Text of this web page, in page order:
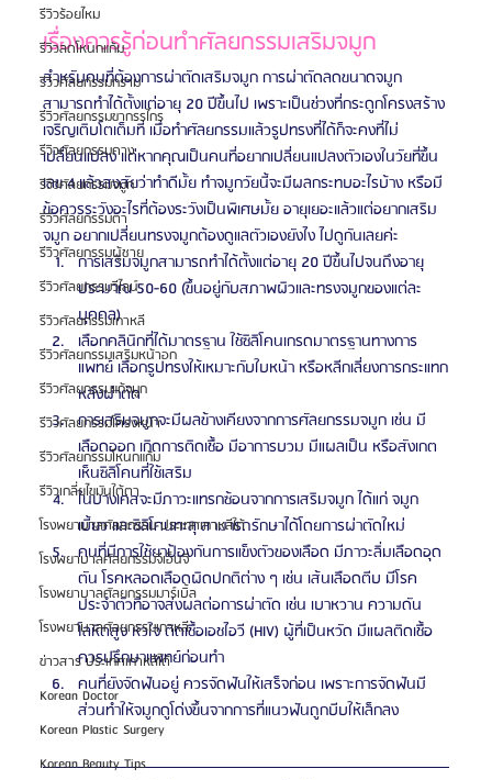
รีวิวร้อยไหม
รีวิวลดโหนกแก้ม
รีวิวศัลยกรรมกราม
รีวิวศัลยกรรมขากรรไกร
รีวิวศัลยกรรมคาง
รีวิวศัลยกรรมจมูก
รีวิวศัลยกรรมตา
รีวิวศัลยกรรมผู้ชาย
รีวิวศัลยกรรมวีไลน์
รีวิวศัลยกรรมเกาหลี
รีวิวศัลยกรรมเสริมหน้าอก
รีวิวศัลยกรรมแก้จมูก
รีวิวศัลยกรรมโครงหน้า
รีวิวศัลยกรรมโหนกแก้ม
รีวิวเกลี่ยไขมันใต้ตา
โรงพยาบาลศัลยกรรม ประเทศเกาหลีใต้
โรงพยาบาลศัลยกรรมจีเอ็นจี
โรงพยาบาลศัลยกรรมมาร์เบิ้ล
โรงพยาบาลศัลยกรรมเกาหลี
ข่าวสาร ประเทศเกาหลีใต้
Korean Doctor
Korean Plastic Surgery
Korean Beauty Tips
เรื่องควรรู้ก่อนทำศัลยกรรมเสริมจมูก
สำหรับคนที่ต้องการผ่าตัดเสริมจมูก การผ่าตัดลดขนาดจมูก
สามารถทำได้ตั้งแต่อายุ 20 ปีขึ้นไป เพราะเป็นช่วงที่กระดูกโครงสร้าง
เจริญเติบโตเต็มที่ เมื่อทำศัลยกรรมแล้วรูปทรงที่ได้ก็จะคงที่ไม่
เปลี่ยนแปลง แต่หากคุณเป็นคนที่อยากเปลี่ยนแปลงตัวเองในวัยที่ขึ้น
เลข 4 แล้วสงสัยว่าทำดีมั้ย ทำจมูกวัยนี้จะมีผลกระทบอะไรบ้าง หรือมี
ข้อควรระวังอะไรที่ต้องระวังเป็นพิเศษมั้ย อายุเยอะแล้วแต่อยากเสริม
จมูก อยากเปลี่ยนทรงจมูกต้องดูแลตัวเองยังไง ไปดูกันเลยค่ะ
การเสริมจมูกสามารถทำได้ตั้งแต่อายุ 20 ปีขึ้นไปจนถึงอายุ
ประมาณ 50-60 (ขึ้นอยู่กับสภาพผิวและทรงจมูกของแต่ละ
บุคคล)
เลือกคลินิกที่ได้มาตรฐาน ใช้ซิลิโคนเกรดมาตรฐานทางการ
แพทย์ เลือกรูปทรงให้เหมาะกับใบหน้า หรือหลีกเลี่ยงการกระแทก
หลังผ่าตัด
การเสริมจมูกจะมีผลข้างเคียงจากการศัลยกรรมจมูก เช่น มี
เลือดออก เกิดการติดเชื้อ มีอาการบวม มีแผลเป็น หรือสังเกต
เห็นซิลิโคนที่ใช้เสริม
ในบางเคสจะมีภาวะแทรกซ้อนจากการเสริมจมูก ได้แก่ จมูก
เบี้ยว และซิลิโคนทะลุ สามารถรักษาได้โดยการผ่าตัดใหม่
คนที่มีการใช้ยาป้องกันการแข็งตัวของเลือด มีภาวะลิ่มเลือดอุด
ตัน โรคหลอดเลือดผิดปกติต่าง ๆ เช่น เส้นเลือดตีบ มีโรค
ประจำตัวที่อาจส่งผลต่อการผ่าตัด เช่น เบาหวาน ความดัน
โลหิตสูง หัวใจ ติดเชื้อเอชไอวี (HIV) ผู้ที่เป็นหวัด มีแผลติดเชื้อ
ควรปรึกษาแพทย์ก่อนทำ
คนที่ยังจัดฟันอยู่ ควรจัดฟันให้เสร็จก่อน เพราะการจัดฟันมี
ส่วนทำให้จมูกดูโด่งขึ้นจากการที่แนวฟันถูกบีบให้เล็กลง